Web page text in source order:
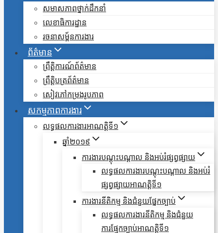
សមាសភាពថ្នាក់ដឹកនាំ
លេខាធិការដ្ឋាន
រចនាសម្ព័នការងារ
ព័ត៌មាន
ព្រឹត្តិការណ៍ព័ត៌មាន
ព្រឹត្តិបត្រព័ត៌មាន
សៀវភៅកម្រងរូបភាព
សកម្មភាពការងារ
លទ្ធផលការងារអាណត្តិទី១
ឆ្នាំ២០១៩
ការងារបណ្តុះបណ្តាល និងអប់រំផ្សព្វផ្សាយ
លទ្ធផលការងារបណ្តុះបណ្តាល និងអប់រំ
ផ្សព្វផ្សាយអាណត្តិទី១
ការងារនីតិកម្ម និងជំនួយផ្នែកច្បាប់
លទ្ធផលការងារនីតិកម្ម និងជំនួយ
ការផ្មែកច្បាប់អាណត្តិទី១